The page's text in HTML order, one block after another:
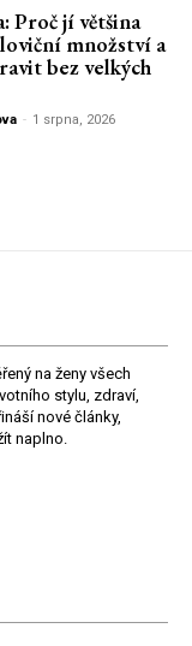
Proč jí většina
množství a
bez velkých
- 1 srpna, 2026
na ženy všech
stylu, zdraví,
nové články,
naplno.